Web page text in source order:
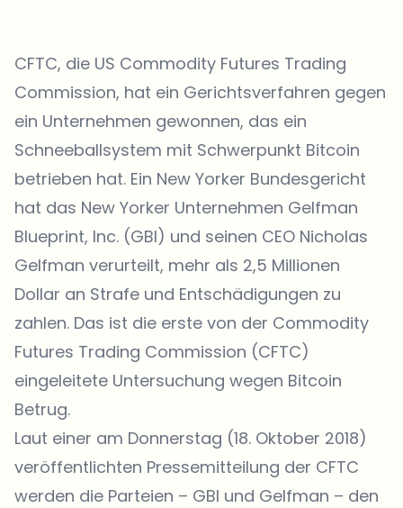
CFTC, die US Commodity Futures Trading
Commission, hat ein Gerichtsverfahren gegen
ein Unternehmen gewonnen, das ein
Schneeballsystem mit Schwerpunkt Bitcoin
betrieben hat. Ein New Yorker Bundesgericht
hat das New Yorker Unternehmen Gelfman
Blueprint, Inc. (GBI) und seinen CEO Nicholas
Gelfman verurteilt, mehr als 2,5 Millionen
Dollar an Strafe und Entschädigungen zu
zahlen. Das ist die erste von der Commodity
Futures Trading Commission (CFTC)
eingeleitete Untersuchung wegen Bitcoin
Betrug.
Laut einer am Donnerstag (18. Oktober 2018)
veröffentlichten Pressemitteilung der CFTC
werden die Parteien – GBI und Gelfman – den